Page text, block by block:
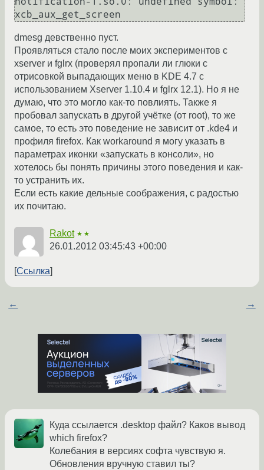
xcb_aux_get_screen
dmesg девственно пуст.
Проявляться стало после моих экспериментов с
xserver и fglrx (проверял пропали ли глюки с
отрисовкой выпадающих меню в KDE 4.7 с
использованием Xserver 1.10.4 и fglrx 12.1). Но я не
думаю, что это могло как-то повлиять. Также я
пробовал запускать в другой учётке (от root), то же
самое, то есть это поведение не зависит от .kde4 и
профиля firefox. Как workaround я могу указать в
параметрах иконки «запускать в консоли», но
хотелось бы понять причины этого поведения и как-
то устранить их.
Если есть какие дельные соображения, с радостью
их почитаю.
Rakot ★★
26.01.2012 03:45:43 +00:00
Ссылка
← →
Куда ссылается .desktop файл? Каков вывод
which firefox?
Колебания в версиях софта чувствую я.
Обновления вручную ставил ты?